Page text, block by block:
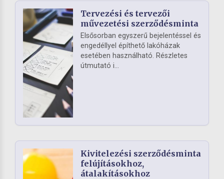
Tervezési és tervezői
művezetési szerződésminta
Elsősorban egyszerű bejelentéssel és
engedéllyel építhető lakóházak
esetében használható. Részletes
útmutató i...
Kivitelezési szerződésminta
felújításokhoz,
átalakításokhoz